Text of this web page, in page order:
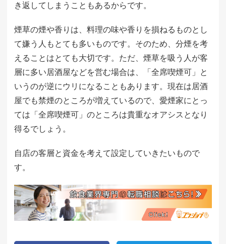
き返してしまうこともあるからです。
煙草の煙や香りは、料理の味や香りを損ねるものとし
て嫌う人もとても多いものです。そのため、分煙を考
えることはとても大切です。ただ、煙草を吸う人が客
層に多い居酒屋などを営む場合は、「全席喫煙可」と
いうのが逆にウリになることもあります。現在は居酒
屋でも禁煙のところが増えているので、愛煙家にとっ
ては「全席喫煙可」のところは貴重なオアシスとなり
得るでしょう。
自店の客層と資金を考えて設定していきたいもので
す。